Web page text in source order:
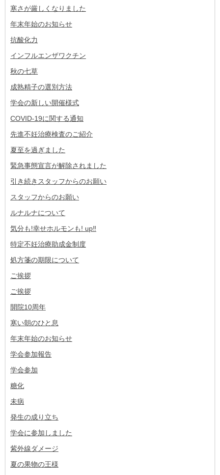
寒さが厳しくなりました
年末年始のお知らせ
抗酸化力
インフルエンザワクチン
秋の七草
成熟精子の選別方法
学会の新しい開催様式
COVID-19に関する通知
先進不妊治療検査のご紹介
夏至を過ぎました
緊急事態宣言が解除されました
引き続きスタッフからのお願い
スタッフからのお願い
ルナルナについて
気分も!幸せホルモンも! up‼︎
特定不妊治療助成金制度
処方箋の期限について
ご挨拶
ご挨拶
開院10周年
寒い朝のひと息
年末年始のお知らせ
学会参加報告
学会参加
糖化
未病
発生の成り立ち
学会に参加しました
紫外線ダメージ
夏の果物の王様